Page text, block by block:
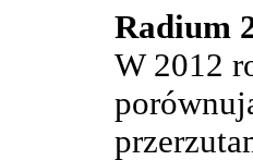
Radium
W 2012